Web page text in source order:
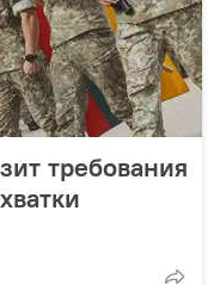
требования